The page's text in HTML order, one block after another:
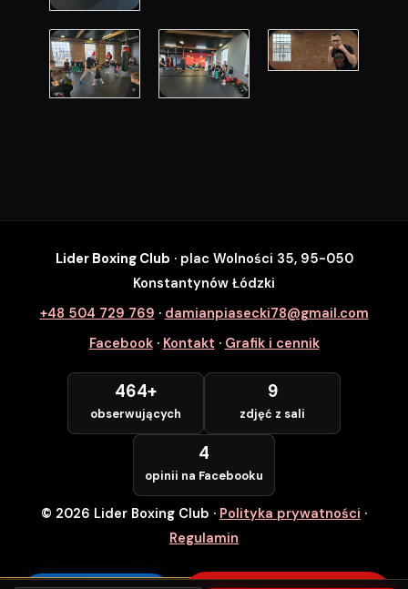
SZYBKI ZAPIS
Zapisz się na wybrane zajęcia
Numer Telefonu *
POTWIERDZAM — WCHODZĘ ZA
DARMO
Lider Boxing Club · plac Wolności 35, 95-050
Konstantynów Łódzki
+48 504 729 769 · damianpiasecki78@gmail.com
Facebook· Kontakt · Grafik i cennik
464+
obserwujących
9
zdjęć z sali
4
opinii na Facebooku
© 2026 Lider Boxing Club · Polityka prywatności ·
Regulamin